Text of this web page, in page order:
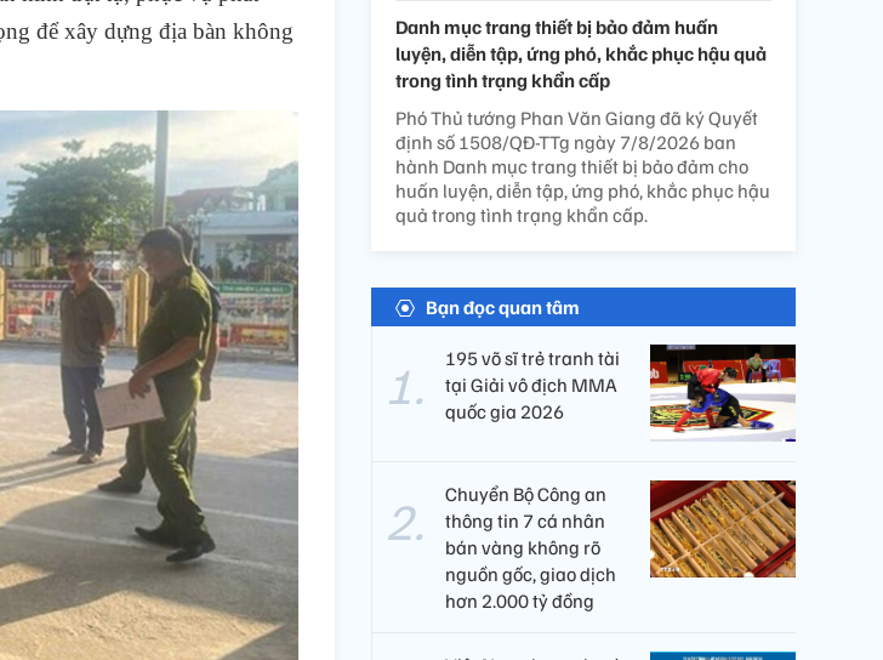
để xây dựng địa bàn không
Danh mục trang thiết bị bảo đảm huấn
luyện, diễn tập, ứng phó, khắc phục hậu quả
trong tình trạng khẩn cấp
Phó Thủ tướng Phan Văn Giang đã ký Quyết
định số 1508/QĐ-TTg ngày 7/8/2026 ban
hành Danh mục trang thiết bị bảo đảm cho
huấn luyện, diễn tập, ứng phó, khắc phục hậu
quả trong tình trạng khẩn cấp.
Bạn đọc quan tâm
195 võ sĩ trẻ tranh tài
tại Giải vô địch MMA
quốc gia 2026
Chuyển Bộ Công an
thông tin 7 cá nhân
bán vàng không rõ
nguồn gốc, giao dịch
hơn 2.000 tỷ đồng